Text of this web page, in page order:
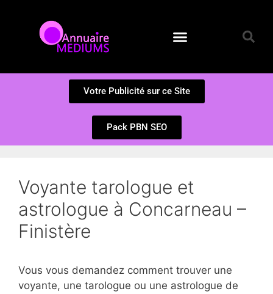
Votre Publicité sur ce Site
Pack PBN SEO
Voyante tarologue et
astrologue à Concarneau –
Finistère
Vous vous demandez comment trouver une
voyante, une tarologue ou une astrologue de